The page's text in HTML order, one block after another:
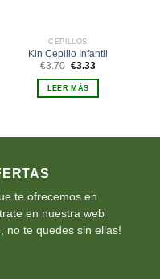
CEPILLOS
Kin Cepillo Infantil
€3.70 El
original
era:
€3.70.
€3.33El
actual
€3.33.
LEER MÁS
te ofrecemos en
en nuestra web
no te quedes sin ellas!